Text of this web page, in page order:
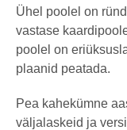
Ühel poolel on
vastase
poolel on
plaanid peatada.
Pea kahekümne
väljalaskeid ja